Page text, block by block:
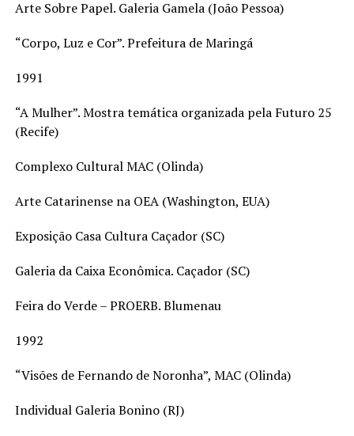
Arte Sobre Papel. Galeria Gamela (João Pessoa)
“Corpo, Luz e Cor”. Prefeitura de Maringá
1991
“A Mulher”. Mostra temática organizada pela Futuro 25
(Recife)
Complexo Cultural MAC (Olinda)
Arte Catarinense na OEA (Washington, EUA)
Exposição Casa Cultura Caçador (SC)
Galeria da Caixa Econômica. Caçador (SC)
Feira do Verde – PROERB. Blumenau
1992
“Visões de Fernando de Noronha”, MAC (Olinda)
Individual Galeria Bonino (RJ)